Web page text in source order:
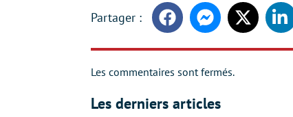
FacebookMessengerTwitter
Les commentaires sont fermés.
Les derniers articles